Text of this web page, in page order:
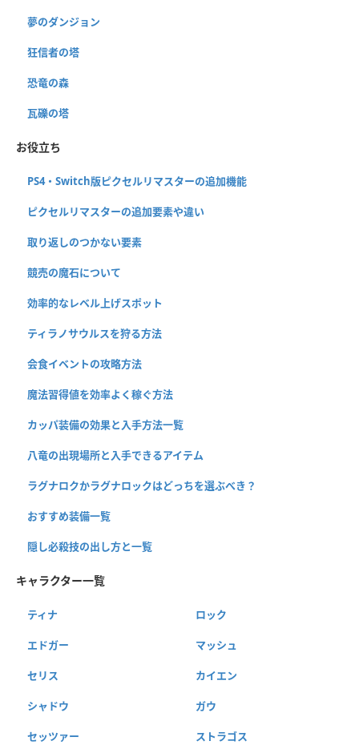
夢のダンジョン
狂信者の塔
恐竜の森
瓦礫の塔
お役立ち
PS4・Switch版ピクセルリマスターの追加機能
ピクセルリマスターの追加要素や違い
取り返しのつかない要素
競売の魔石について
効率的なレベル上げスポット
ティラノサウルスを狩る方法
会食イベントの攻略方法
魔法習得値を効率よく稼ぐ方法
カッパ装備の効果と入手方法一覧
八竜の出現場所と入手できるアイテム
ラグナロクかラグナロックはどっちを選ぶべき？
おすすめ装備一覧
隠し必殺技の出し方と一覧
キャラクター一覧
ティナ ロック
エドガー マッシュ
セリス カイエン
シャドウ ガウ
セッツァー ストラゴス